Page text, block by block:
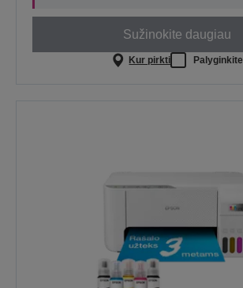
Sužinokite daugiau
Kur pirkti Palyginkite